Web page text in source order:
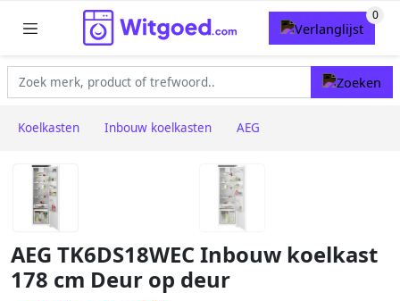
Koelkasten Inbouw koelkasten AEG
AEG TK6DS18WEC Inbouw koelkast
178 cm Deur op deur